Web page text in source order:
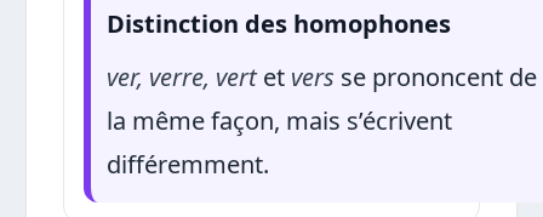
Distinction des homophones
ver, verre, vertet vers se prononcent de
la même façon, mais s’écrivent
différemment.